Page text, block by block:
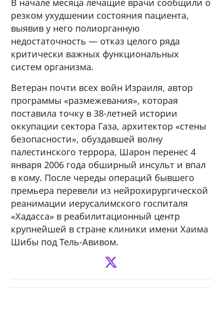
В начале месяца лечащие врачи сообщили о
резком ухудшении состояния пациента,
выявив у него полиорганную
недостаточность — отказ целого ряда
критически важных функциональных
систем организма.
Ветеран почти всех войн Израиля, автор
программы «размежевания», которая
поставила точку в 38-летней истории
оккупации сектора Газа, архитектор «стены
безопасности», обуздавшей волну
палестинского террора, Шарон перенес 4
января 2006 года обширный инсульт и впал
в кому. После череды операций бывшего
премьера перевели из нейрохирургической
реанимации иерусалимского госпиталя
«Хадасса» в реабилитационный центр
крупнейшей в стране клиники имени Хаима
Шибы под Тель-Авивом.